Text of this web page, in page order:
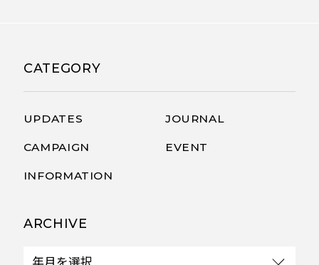
CATEGORY
UPDATES JOURNAL
CAMPAIGN EVENT
INFORMATION
ARCHIVE